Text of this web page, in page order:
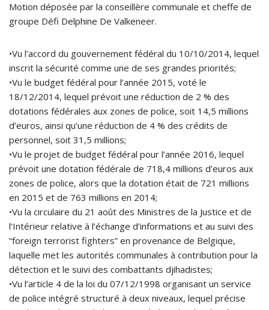
Motion déposée par la conseillère communale et cheffe de
groupe Défi Delphine De Valkeneer.
•Vu l’accord du gouvernement fédéral du 10/10/2014, lequel
inscrit la sécurité comme une de ses grandes priorités;
•Vu le budget fédéral pour l’année 2015, voté le
18/12/2014, lequel prévoit une réduction de 2 % des
dotations fédérales aux zones de police, soit 14,5 millions
d’euros, ainsi qu’une réduction de 4 % des crédits de
personnel, soit 31,5 millions;
•Vu le projet de budget fédéral pour l’année 2016, lequel
prévoit une dotation fédérale de 718,4 millions d’euros aux
zones de police, alors que la dotation était de 721 millions
en 2015 et de 763 millions en 2014;
•Vu la circulaire du 21 août des Ministres de la Justice et de
l’Intérieur relative à l’échange d’informations et au suivi des
“foreign terrorist fighters” en provenance de Belgique,
laquelle met les autorités communales à contribution pour la
détection et le suivi des combattants djihadistes;
•Vu l’article 4 de la loi du 07/12/1998 organisant un service
de police intégré structuré à deux niveaux, lequel précise